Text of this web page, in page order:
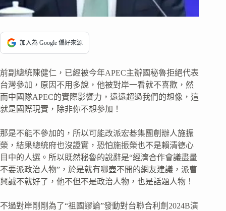
加入為 Google 偏好來源
前副總統陳健仁，已經被今年APEC主辦國秘魯拒絕代表
台灣參加，原因不用多說，他被對岸一看就不喜歡，然
而中國隊APEC的實際影響力，遠遠超過我們的想像，這
就是國際現實，除非你不想參加！
那是不能不參加的，所以可能改派宏碁集團創辦人施振
榮，結果總統府也沒證實，恐怕施振榮也不是賴清德心
目中的人選。所以既然秘魯的說辭是“經濟合作會議盡量
不要派政治人物”，於是就有哪壺不開的網友建議，派曹
興誠不就好了，他不但不是政治人物，也是話題人物！
不過對岸剛剛為了“祖國謬論”發動對台聯合利劍2024B演